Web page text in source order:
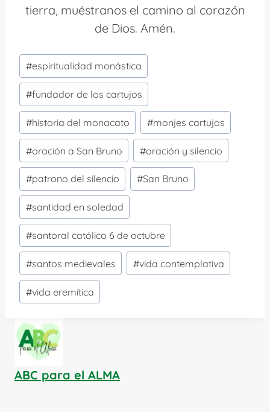
tierra, muéstranos el camino al corazón
de Dios. Amén.
Etiquetas
de
la
entrada:
#espiritualidad monástica
#fundador de los cartujos
#historia del monacato #monjes cartujos
#oración a San Bruno #oración y silencio
#patrono del silencio #San Bruno
#santidad en soledad
#santoral católico 6 de octubre
#santos medievales #vida contemplativa
#vida eremítica
ABC para el ALMA